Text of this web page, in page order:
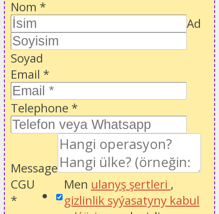
Nom *
Ad
Soyad
Email *
Telephone *
Message
CGU
*
Men ulanyş şertleri ,
gizlinlik syýasatyny kabul